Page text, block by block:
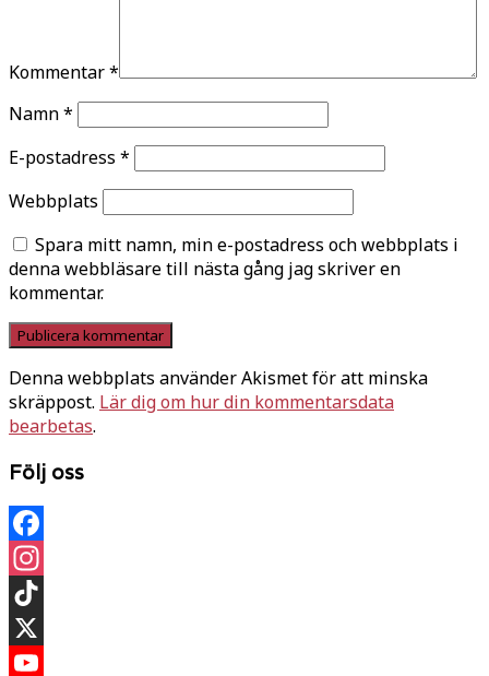
Kommentar*
Namn*
E-postadress *
Webbplats
Spara mitt namn, min e-postadress och webbplats i
denna webbläsare till nästa gång jag skriver en
kommentar.
Denna webbplats använder Akismet för att minska
skräppost. Lär dig om hur din kommentarsdata
bearbetas.
Följ oss
Facebook
Instagram
TikTok
X